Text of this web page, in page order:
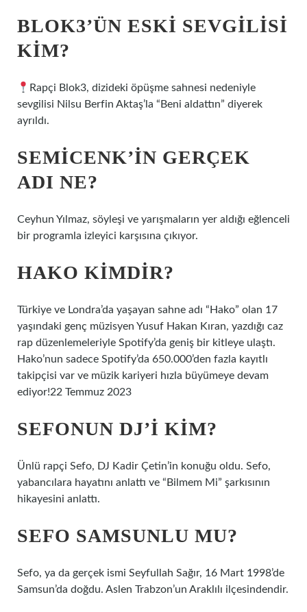
BLOK3’ÜN ESKI SEVGILISI
KIM?
Rapçi Blok3, dizideki öpüşme sahnesi nedeniyle
sevgilisi Nilsu Berfin Aktaş’la “Beni aldattın” diyerek
ayrıldı.
SEMICENK’IN GERÇEK
ADI NE?
Ceyhun Yılmaz, söyleşi ve yarışmaların yer aldığı eğlenceli
bir programla izleyici karşısına çıkıyor.
HAKO KIMDIR?
Türkiye ve Londra’da yaşayan sahne adı “Hako” olan 17
yaşındaki genç müzisyen Yusuf Hakan Kıran, yazdığı caz
rap düzenlemeleriyle Spotify’da geniş bir kitleye ulaştı.
Hako’nun sadece Spotify’da 650.000’den fazla kayıtlı
takipçisi var ve müzik kariyeri hızla büyümeye devam
ediyor!22 Temmuz 2023
SEFONUN DJ’I KIM?
Ünlü rapçi Sefo, DJ Kadir Çetin’in konuğu oldu. Sefo,
yabancılara hayatını anlattı ve “Bilmem Mi” şarkısının
hikayesini anlattı.
SEFO SAMSUNLU MU?
Sefo, ya da gerçek ismi Seyfullah Sağır, 16 Mart 1998’de
Samsun’da doğdu. Aslen Trabzon’un Araklılı ilçesindendir.